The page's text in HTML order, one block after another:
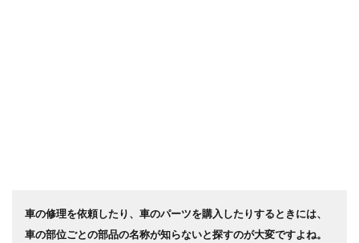
車の修理を依頼したり、車のパーツを購入したりするときには、
車の部位ごとの部品の名称が知らないと探すのが大変ですよね。